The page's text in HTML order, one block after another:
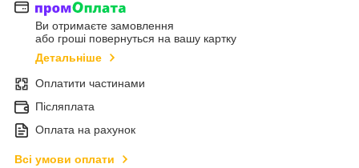
Ви отримаєте замовлення
або гроші повернуться на вашу картку
Детальніше
Оплатити частинами
Післяплата
Оплата на рахунок
Всі умови оплати